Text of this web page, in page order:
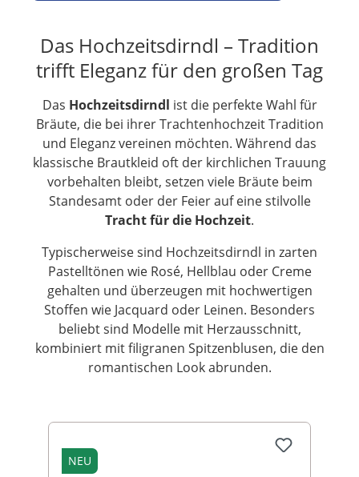
Das Hochzeitsdirndl – Tradition
trifft Eleganz für den großen Tag
Das Hochzeitsdirndl ist die perfekte Wahl für
Bräute, die bei ihrer Trachtenhochzeit Tradition
und Eleganz vereinen möchten. Während das
klassische Brautkleid oft der kirchlichen Trauung
vorbehalten bleibt, setzen viele Bräute beim
Standesamt oder der Feier auf eine stilvolle
Tracht für die Hochzeit.
Typischerweise sind Hochzeitsdirndl in zarten
Pastelltönen wie Rosé, Hellblau oder Creme
gehalten und überzeugen mit hochwertigen
Stoffen wie Jacquard oder Leinen. Besonders
beliebt sind Modelle mit Herzausschnitt,
kombiniert mit filigranen Spitzenblusen, die den
romantischen Look abrunden.
Produktgalerie überspringen
NEU